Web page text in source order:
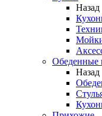
Назад
Обеденные
Назад